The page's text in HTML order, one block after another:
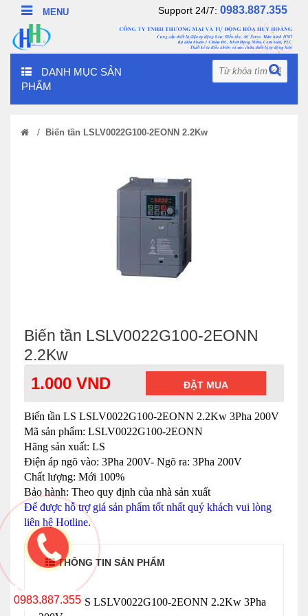
Support 24/7: 0983.887.355
DANH MỤC SẢN
PHẨM
/ Biến tần LSLV0022G100-2EONN 2.2Kw
Biến tần LSLV0022G100-2EONN
2.2Kw
1.000 VND ĐẶT MUA
Biến tần LS LSLV0022G100-2EONN 2.2Kw 3Pha 200V
Mã sản phẩm: LSLV0022G100-2EONN
Hãng sản xuất: LS
Điện áp ngõ vào: 3Pha 200V- Ngõ ra: 3Pha 200V
Chất lượng: Mới 100%
Bảo hành: Theo quy định của nhà sản xuất
Để được hỗ trợ giá sản phẩm tốt nhất quý khách vui lòng
liên hệ Hotline.
THÔNG TIN SẢN PHẨM
Biến tần LS LSLV0022G100-2EONN 2.2Kw 3Pha
0983.887.355